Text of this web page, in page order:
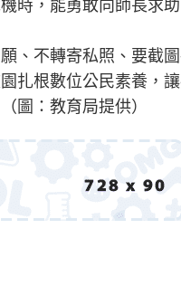
時，能勇敢向師長求助
、不轉寄私照、要截
扎根數位公民素養，
圖：教育局提供）